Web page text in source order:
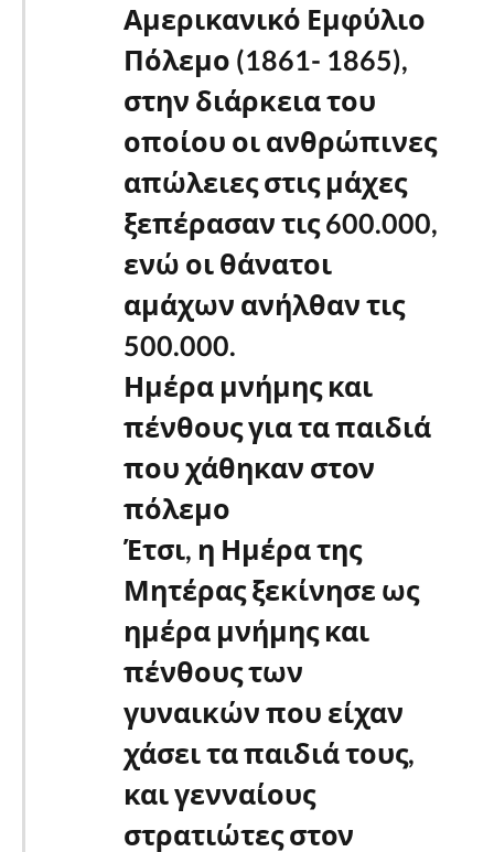
Αμερικανικό Εμφύλιο
Πόλεμο (1861- 1865),
στην διάρκεια του
οποίου οι ανθρώπινες
απώλειες στις μάχες
ξεπέρασαν τις 600.000,
ενώ οι θάνατοι
αμάχων ανήλθαν τις
500.000.
Ημέρα μνήμης και
πένθους για τα παιδιά
που χάθηκαν στον
πόλεμο
Έτσι, η Ημέρα της
Μητέρας ξεκίνησε ως
ημέρα μνήμης και
πένθους των
γυναικών που είχαν
χάσει τα παιδιά τους,
και γενναίους
στρατιώτες στον